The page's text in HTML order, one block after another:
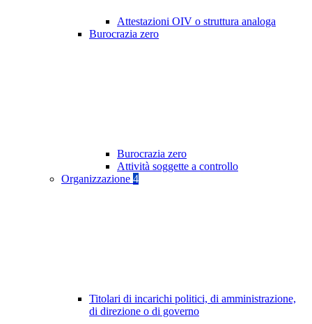
Attestazioni OIV o struttura analoga
Burocrazia zero
Burocrazia zero
Attività soggette a controllo
Organizzazione 4
Titolari di incarichi politici, di amministrazione,
di direzione o di governo